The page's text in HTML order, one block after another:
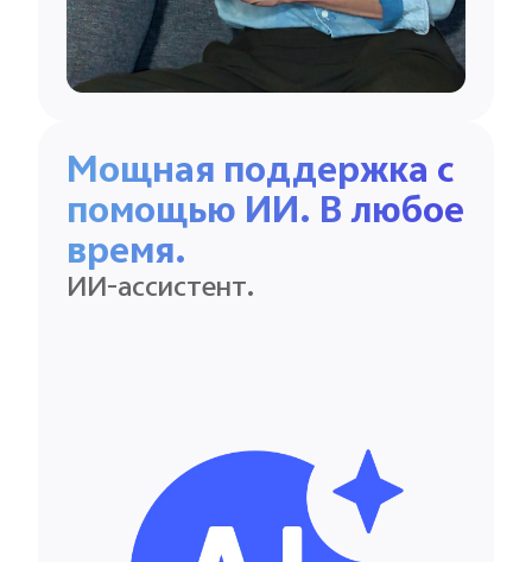
Мощная поддержка с
помощью ИИ. В любое
время.
ИИ-ассистент.